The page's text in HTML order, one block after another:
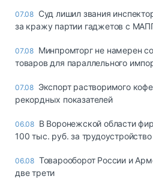
07.08 Суд лишил звания
за кражу партии гаджетов с
07.08 Минпромторг не намерен
товаров для параллельного
07.08 Экспорт растворимого
рекордных показателей
06.08 В Воронежской области
100 тыс. руб. за
06.08 Товарооборот России и
две трети